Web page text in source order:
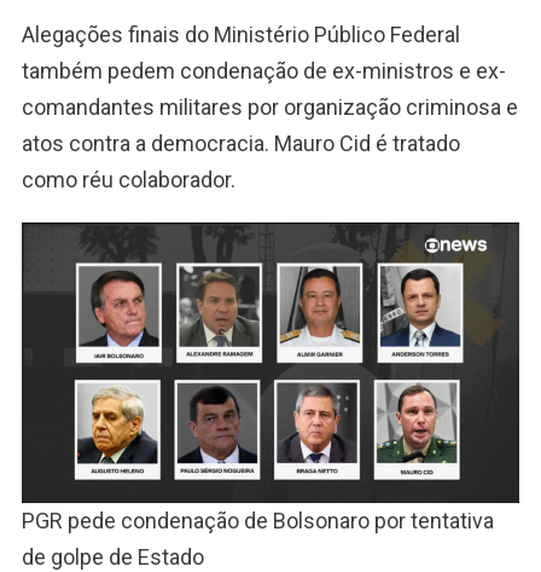
Alegações finais do Ministério Público Federal
também pedem condenação de ex-ministros e ex-
comandantes militares por organização criminosa e
atos contra a democracia. Mauro Cid é tratado
como réu colaborador.
PGR pede condenação de Bolsonaro por tentativa
de golpe de Estado